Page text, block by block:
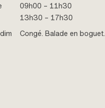
09h00 – 11h30
13h30 – 17h30
Congé. Balade en boguet.